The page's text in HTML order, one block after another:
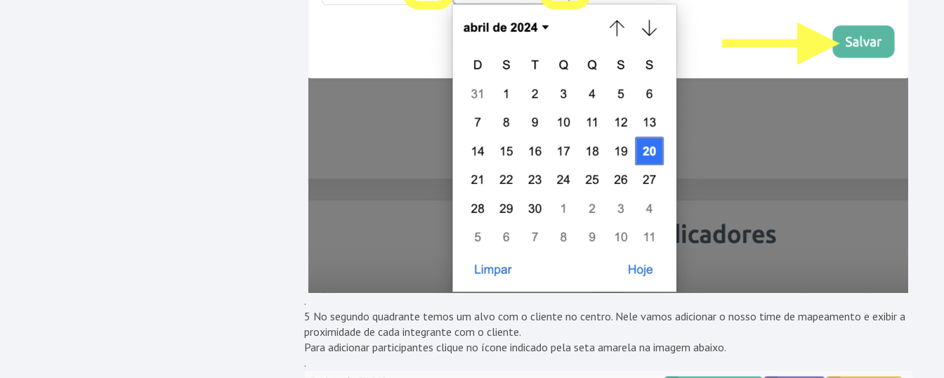
.
5 No segundo quadrante temos um alvo com o cliente no centro. Nele vamos adicionar o nosso time de mapeamento e exibir a
proximidade de cada integrante com o cliente.
Para adicionar participantes clique no ícone indicado pela seta amarela na imagem abaixo.
.